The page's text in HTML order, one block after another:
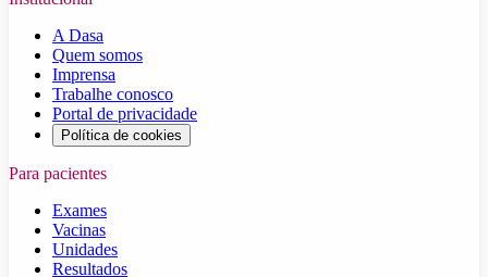
A Dasa
Quem somos
Imprensa
Trabalhe conosco
Portal de privacidade
Política de cookies
Para pacientes
Exames
Vacinas
Unidades
Resultados